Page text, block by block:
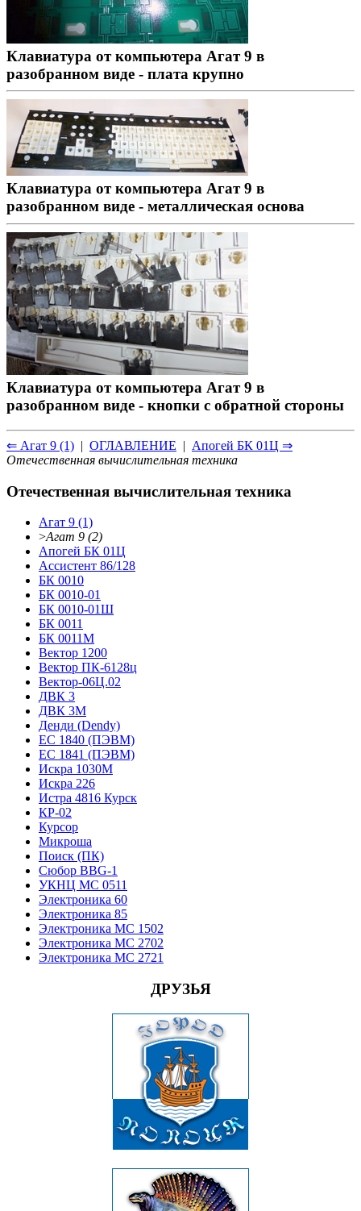
Клавиатура от компьютера Агат 9 в
разобранном виде - плата крупно
Клавиатура от компьютера Агат 9 в
разобранном виде - металлическая основа
Клавиатура от компьютера Агат 9 в
разобранном виде - кнопки с обратной стороны
⇐ Агат 9 (1) | ОГЛАВЛЕНИЕ | Апогей БК 01Ц ⇒
Отечественная вычислительная техника
Отечественная вычислительная техника
Агат 9 (1)
>Агат 9 (2)
Апогей БК 01Ц
Ассистент 86/128
БК 0010
БК 0010-01
БК 0010-01Ш
БК 0011
БК 0011М
Вектор 1200
Вектор ПК-6128ц
Вектор-06Ц.02
ДВК 3
ДВК 3М
Денди (Dendy)
ЕС 1840 (ПЭВМ)
ЕС 1841 (ПЭВМ)
Искра 1030М
Искра 226
Истра 4816 Курск
КР-02
Курсор
Микроша
Поиск (ПК)
Сюбор BBG-1
УКНЦ МС 0511
Электроника 60
Электроника 85
Электроника МС 1502
Электроника МС 2702
Электроника МС 2721
ДРУЗЬЯ